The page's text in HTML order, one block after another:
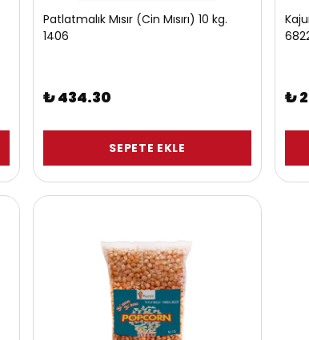
Patlatmalık Mısır (Cin Mısırı) 10 kg.
1406
₺ 434.30
SEPETE EKLE
₺